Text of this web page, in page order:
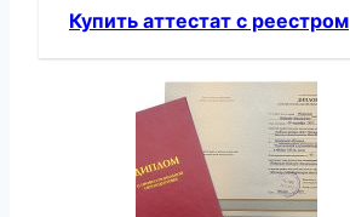
Купить аттестат с реестром